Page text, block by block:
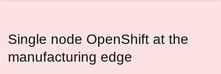
Single node OpenShift at the
manufacturing edge